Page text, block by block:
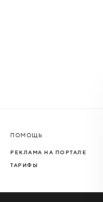
ПОМОЩЬ
РЕКЛАМА НА ПОРТАЛЕ
ТАРИФЫ